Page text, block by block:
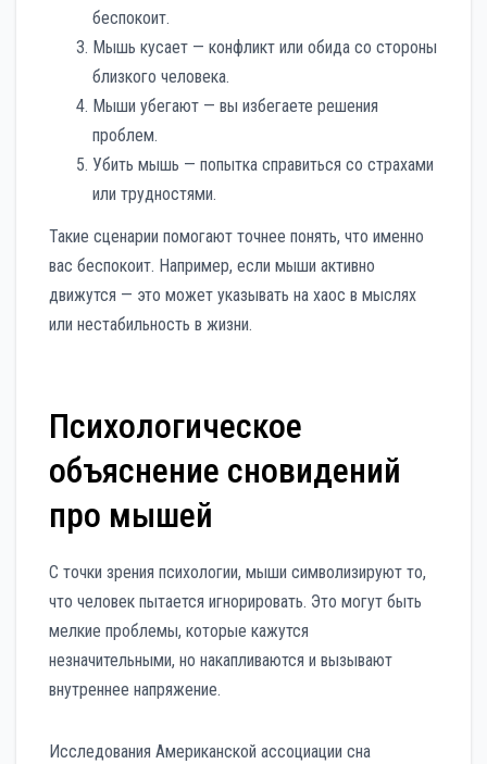
беспокоит.
Мышь кусает — конфликт или обида со стороны
близкого человека.
Мыши убегают — вы избегаете решения
проблем.
Убить мышь — попытка справиться со страхами
или трудностями.
Такие сценарии помогают точнее понять, что именно
вас беспокоит. Например, если мыши активно
движутся — это может указывать на хаос в мыслях
или нестабильность в жизни.
Психологическое
объяснение сновидений
про мышей
С точки зрения психологии, мыши символизируют то,
что человек пытается игнорировать. Это могут быть
мелкие проблемы, которые кажутся
незначительными, но накапливаются и вызывают
внутреннее напряжение.
Исследования Американской ассоциации сна